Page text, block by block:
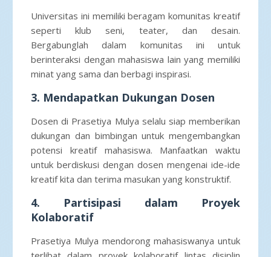
Universitas ini memiliki beragam komunitas kreatif
seperti klub seni, teater, dan desain.
Bergabunglah dalam komunitas ini untuk
berinteraksi dengan mahasiswa lain yang memiliki
minat yang sama dan berbagi inspirasi.
3. Mendapatkan Dukungan Dosen
Dosen di Prasetiya Mulya selalu siap memberikan
dukungan dan bimbingan untuk mengembangkan
potensi kreatif mahasiswa. Manfaatkan waktu
untuk berdiskusi dengan dosen mengenai ide-ide
kreatif kita dan terima masukan yang konstruktif.
4. Partisipasi dalam Proyek
Kolaboratif
Prasetiya Mulya mendorong mahasiswanya untuk